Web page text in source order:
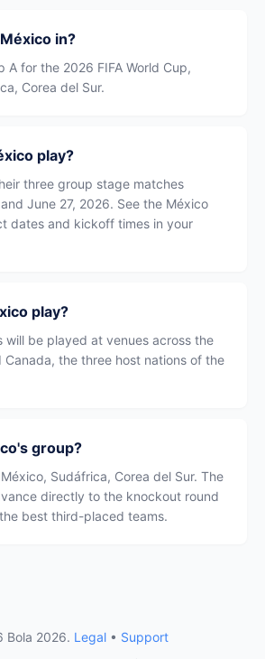
in?
A for the 2026 FIFA World Cup,
Corea del Sur.
play?
three group stage matches
June 27, 2026. See the México
dates and kickoff times in your
play?
will be played at venues across the
Canada, the three host nations of the
group?
Sudáfrica, Corea del Sur. The
directly to the knockout round
best third-placed teams.
Bola 2026. Legal • Support